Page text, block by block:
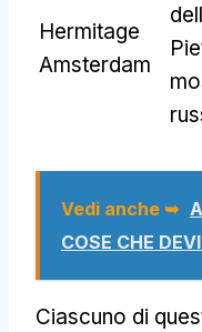
Hermitage
Amsterdam
Vedi anche ➥
COSE CHE
Ciascuno di